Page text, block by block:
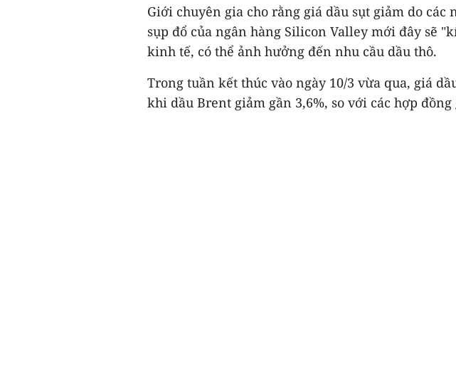
Giới chuyên gia cho rằng giá dầu sụt giảm do các
sụp đổ của ngân hàng Silicon Valley mới đây sẽ
kinh tế, có thể ảnh hưởng đến nhu cầu dầu thô.
Trong tuần kết thúc vào ngày 10/3 vừa qua, giá
khi dầu Brent giảm gần 3,6%, so với các hợp